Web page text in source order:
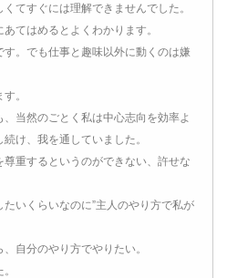
てすぐには理解できませんでした。
てはめるとよくわかります。
。でも仕事と趣味以外に動くのは嫌
。
当然のごとく私は中心志向を効率よ
け、我を通していました。
重するというのができない、許せな
いくらいなのに”主人のやり方で私が
自分のやり方でやりたい。